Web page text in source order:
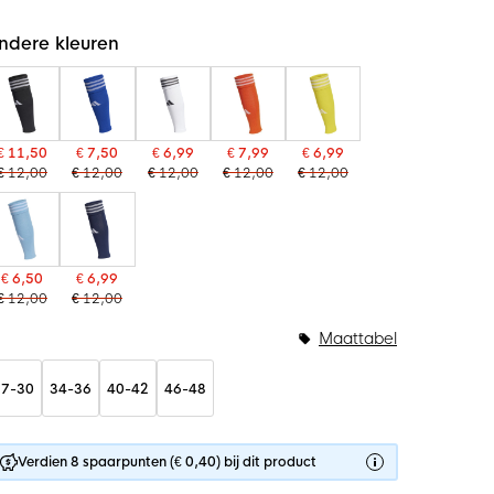
kleuren
11,50
12,00
€ 7,50
€ 12,00
€ 6,99
€ 12,00
€ 7,99
€ 12,00
€ 6,99
€ 12,00
€ 6,50
12,00
€ 6,99
€ 12,00
30 34-36 40-42 46-48
Maattabel
Verdien 8 spaarpunten (€ 0,40) bij dit product